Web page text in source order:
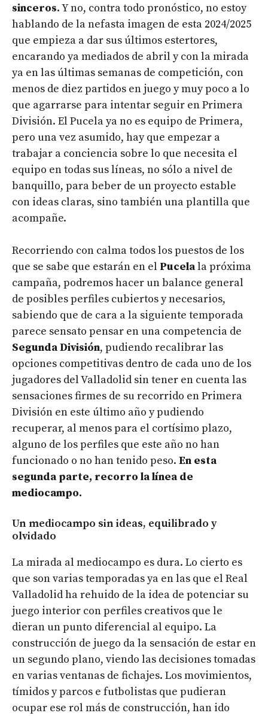
sinceros.Y no, contra todo pronóstico, no estoy
hablando de la nefasta imagen de esta 2024/2025
que empieza a dar sus últimos estertores,
encarando ya mediados de abril y con la mirada
ya en las últimas semanas de competición, con
menos de diez partidos en juego y muy poco a lo
que agarrarse para intentar seguir en Primera
División. El Pucela ya no es equipo de Primera,
pero una vez asumido, hay que empezar a
trabajar a conciencia sobre lo que necesita el
equipo en todas sus líneas, no sólo a nivel de
banquillo, para beber de un proyecto estable
con ideas claras, sino también una plantilla que
acompañe.
Recorriendo con calma todos los puestos de los
que se sabe que estarán en el Pucelala próxima
campaña, podremos hacer un balance general
de posibles perfiles cubiertos y necesarios,
sabiendo que de cara a la siguiente temporada
parece sensato pensar en una competencia de
Segunda División, pudiendo recalibrar las
opciones competitivas dentro de cada uno de los
jugadores del Valladolid sin tener en cuenta las
sensaciones firmes de su recorrido en Primera
División en este último año y pudiendo
recuperar, al menos para el cortísimo plazo,
alguno de los perfiles que este año no han
funcionado o no han tenido peso. En esta
segunda parte, recorro la línea de
mediocampo.
Un mediocampo sin ideas, equilibrado y
olvidado
La mirada al mediocampo es dura. Lo cierto es
que son varias temporadas ya en las que el Real
Valladolid ha rehuido de la idea de potenciar su
juego interior con perfiles creativos que le
dieran un punto diferencial al equipo. La
construcción de juego da la sensación de estar en
un segundo plano, viendo las decisiones tomadas
en varias ventanas de fichajes. Los movimientos,
tímidos y parcos e futbolistas que pudieran
ocupar ese rol más de construcción, han ido